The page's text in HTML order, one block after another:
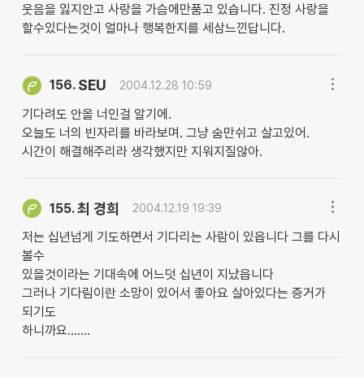
웃음을 잃지안고 사랑을 가슴에만품고 있습니다. 진정 사랑을
할수있다는것이 얼마나 행복한지를 세삼느낀답니다.
156. SEU 2004.12.28 10:59
기다려도 안올 너인걸 알기에.
오늘도 너의 빈자리를 바라보며. 그냥 숨만쉬고 살고있어.
시간이 해결해주리라 생각했지만 지워지질않아.
155.최 경희 2004.12.19 19:39
저는 십년넘게 기도하면서 기다리는 사람이 있읍니다 그를 다시
볼수
있을것이라는 기대속에 어느덧 십년이 지났읍니다
그러나 기다림이란 소망이 있어서 좋아요 살아있다는 증거가
되기도
하니까요.......